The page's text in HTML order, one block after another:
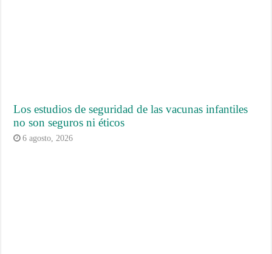
Los estudios de seguridad de las vacunas infantiles
no son seguros ni éticos
6 agosto, 2026